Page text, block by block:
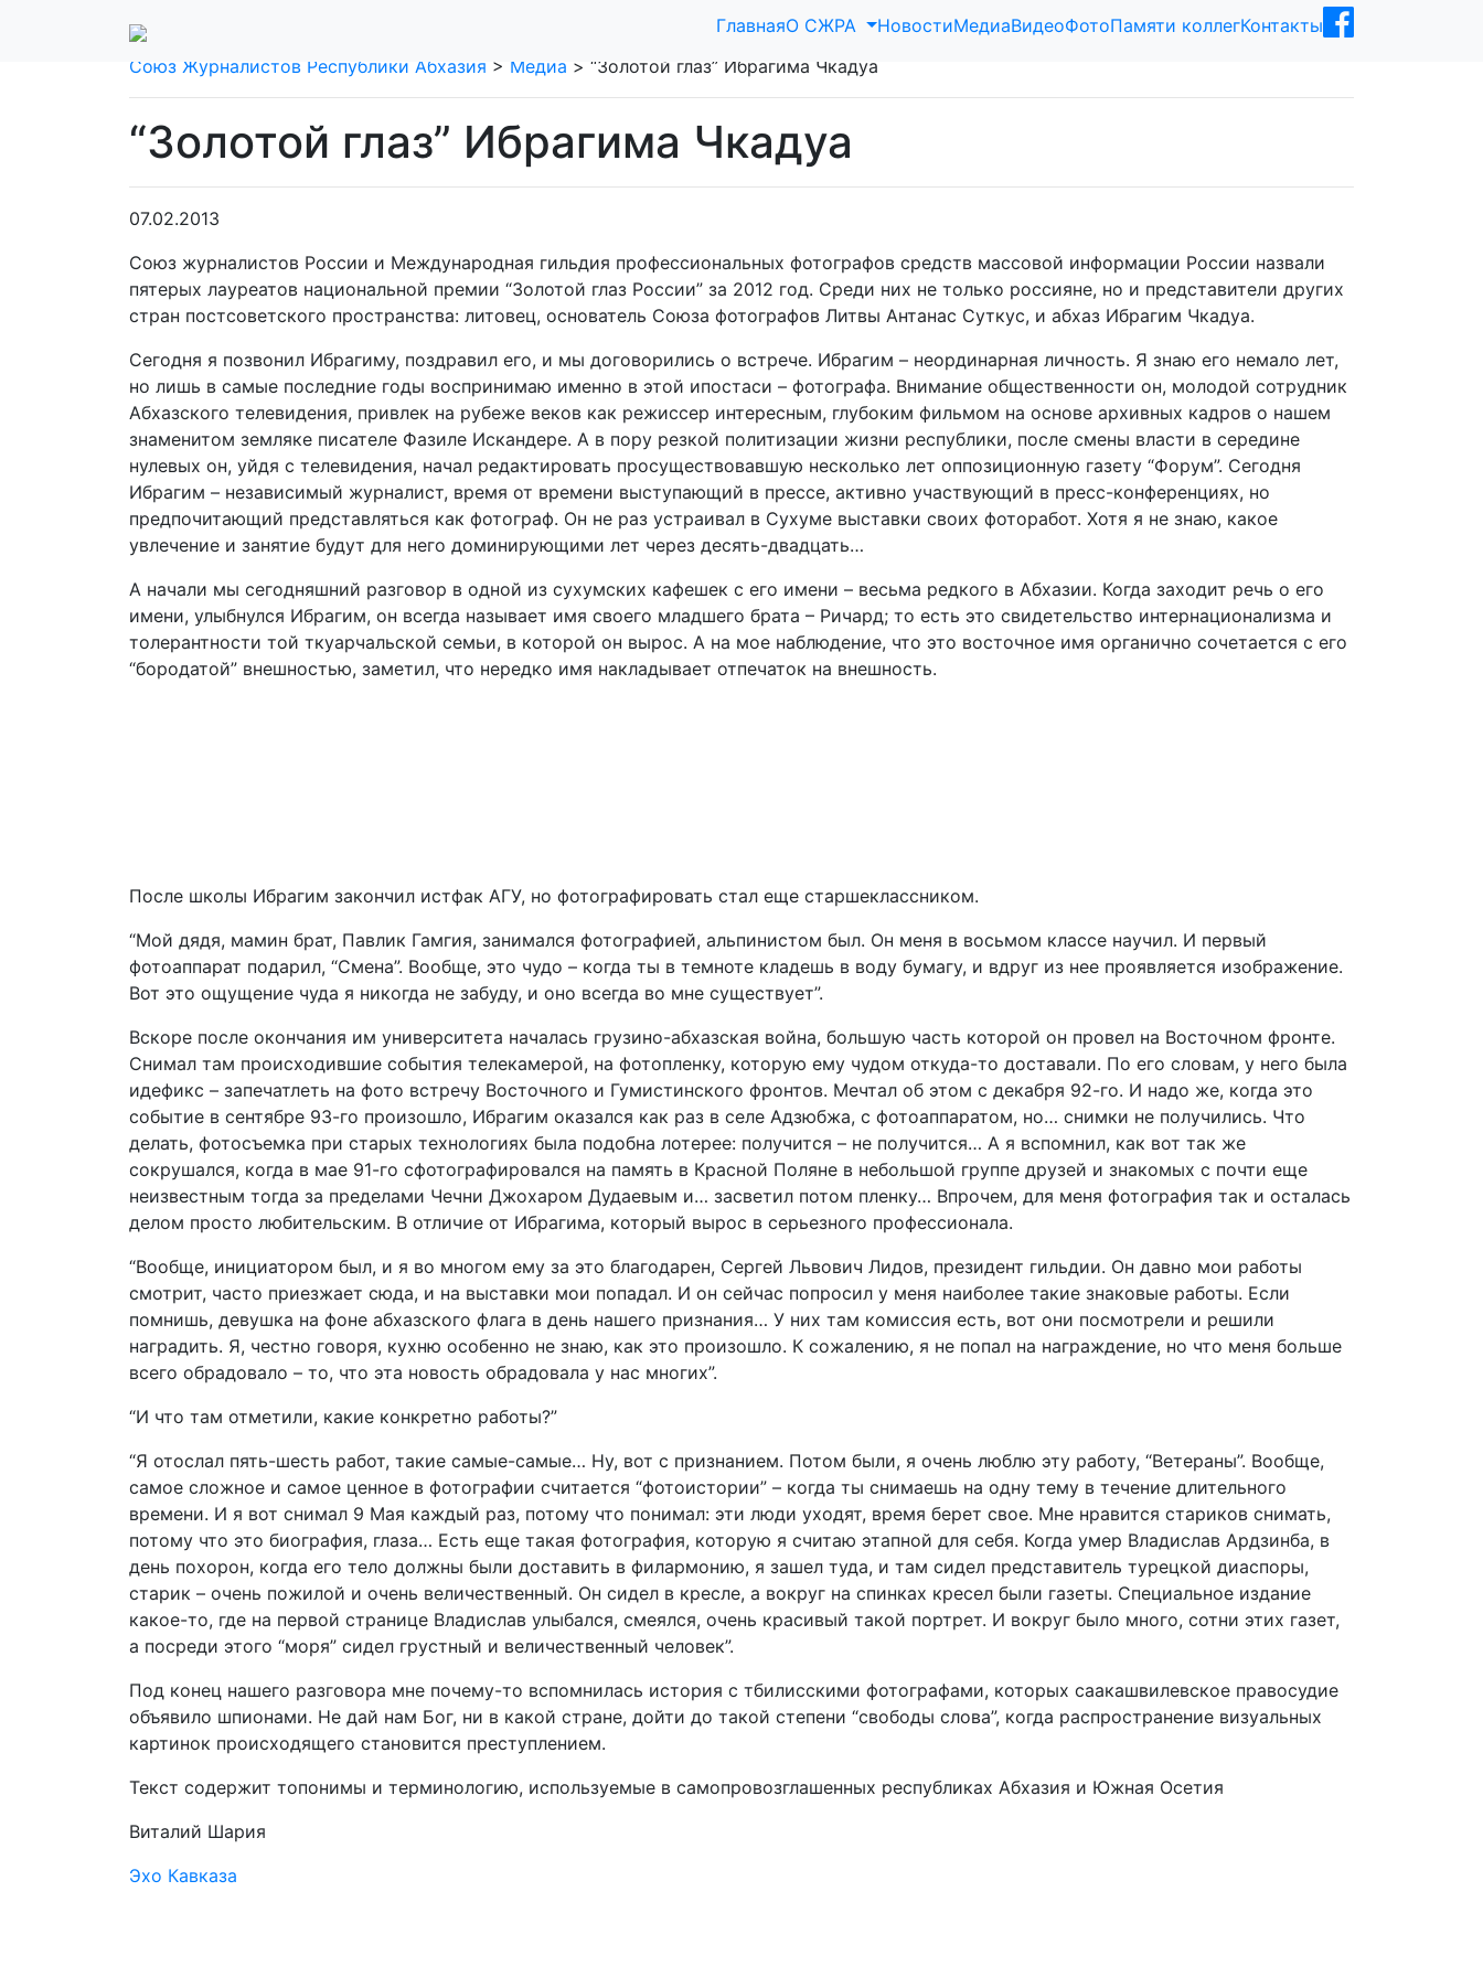
ГлавнаяО СЖРА НовостиМедиаВидеоФотоПамяти коллегКонтакты
Союз Журналистов Республики Абхазия > Медиа > “Золотой глаз” Ибрагима Чкадуа
“Золотой глаз” Ибрагима Чкадуа
07.02.2013
Союз журналистов России и Международная гильдия профессиональных фотографов средств массовой информации России назвали
пятерых лауреатов национальной премии “Золотой глаз России” за 2012 год. Среди них не только россияне, но и представители других
стран постсоветского пространства: литовец, основатель Союза фотографов Литвы Антанас Суткус, и абхаз Ибрагим Чкадуа.
Сегодня я позвонил Ибрагиму, поздравил его, и мы договорились о встрече. Ибрагим – неординарная личность. Я знаю его немало лет,
но лишь в самые последние годы воспринимаю именно в этой ипостаси – фотографа. Внимание общественности он, молодой сотрудник
Абхазского телевидения, привлек на рубеже веков как режиссер интересным, глубоким фильмом на основе архивных кадров о нашем
знаменитом земляке писателе Фазиле Искандере. А в пору резкой политизации жизни республики, после смены власти в середине
нулевых он, уйдя с телевидения, начал редактировать просуществовавшую несколько лет оппозиционную газету “Форум”. Сегодня
Ибрагим – независимый журналист, время от времени выступающий в прессе, активно участвующий в пресс-конференциях, но
предпочитающий представляться как фотограф. Он не раз устраивал в Сухуме выставки своих фоторабот. Хотя я не знаю, какое
увлечение и занятие будут для него доминирующими лет через десять-двадцать…
А начали мы сегодняшний разговор в одной из сухумских кафешек с его имени – весьма редкого в Абхазии. Когда заходит речь о его
имени, улыбнулся Ибрагим, он всегда называет имя своего младшего брата – Ричард; то есть это свидетельство интернационализма и
толерантности той ткуарчальской семьи, в которой он вырос. А на мое наблюдение, что это восточное имя органично сочетается с его
“бородатой” внешностью, заметил, что нередко имя накладывает отпечаток на внешность.
После школы Ибрагим закончил истфак АГУ, но фотографировать стал еще старшеклассником.
“Мой дядя, мамин брат, Павлик Гамгия, занимался фотографией, альпинистом был. Он меня в восьмом классе научил. И первый
фотоаппарат подарил, “Смена”. Вообще, это чудо – когда ты в темноте кладешь в воду бумагу, и вдруг из нее проявляется изображение.
Вот это ощущение чуда я никогда не забуду, и оно всегда во мне существует”.
Вскоре после окончания им университета началась грузино-абхазская война, большую часть которой он провел на Восточном фронте.
Снимал там происходившие события телекамерой, на фотопленку, которую ему чудом откуда-то доставали. По его словам, у него была
идефикс – запечатлеть на фото встречу Восточного и Гумистинского фронтов. Мечтал об этом с декабря 92-го. И надо же, когда это
событие в сентябре 93-го произошло, Ибрагим оказался как раз в селе Адзюбжа, с фотоаппаратом, но… снимки не получились. Что
делать, фотосъемка при старых технологиях была подобна лотерее: получится – не получится… А я вспомнил, как вот так же
сокрушался, когда в мае 91-го сфотографировался на память в Красной Поляне в небольшой группе друзей и знакомых с почти еще
неизвестным тогда за пределами Чечни Джохаром Дудаевым и… засветил потом пленку… Впрочем, для меня фотография так и осталась
делом просто любительским. В отличие от Ибрагима, который вырос в серьезного профессионала.
“Вообще, инициатором был, и я во многом ему за это благодарен, Сергей Львович Лидов, президент гильдии. Он давно мои работы
смотрит, часто приезжает сюда, и на выставки мои попадал. И он сейчас попросил у меня наиболее такие знаковые работы. Если
помнишь, девушка на фоне абхазского флага в день нашего признания… У них там комиссия есть, вот они посмотрели и решили
наградить. Я, честно говоря, кухню особенно не знаю, как это произошло. К сожалению, я не попал на награждение, но что меня больше
всего обрадовало – то, что эта новость обрадовала у нас многих”.
“И что там отметили, какие конкретно работы?”
“Я отослал пять-шесть работ, такие самые-самые… Ну, вот с признанием. Потом были, я очень люблю эту работу, “Ветераны”. Вообще,
самое сложное и самое ценное в фотографии считается “фотоистории” – когда ты снимаешь на одну тему в течение длительного
времени. И я вот снимал 9 Мая каждый раз, потому что понимал: эти люди уходят, время берет свое. Мне нравится стариков снимать,
потому что это биография, глаза… Есть еще такая фотография, которую я считаю этапной для себя. Когда умер Владислав Ардзинба, в
день похорон, когда его тело должны были доставить в филармонию, я зашел туда, и там сидел представитель турецкой диаспоры,
старик – очень пожилой и очень величественный. Он сидел в кресле, а вокруг на спинках кресел были газеты. Специальное издание
какое-то, где на первой странице Владислав улыбался, смеялся, очень красивый такой портрет. И вокруг было много, сотни этих газет,
а посреди этого “моря” сидел грустный и величественный человек”.
Под конец нашего разговора мне почему-то вспомнилась история с тбилисскими фотографами, которых саакашвилевское правосудие
объявило шпионами. Не дай нам Бог, ни в какой стране, дойти до такой степени “свободы слова”, когда распространение визуальных
картинок происходящего становится преступлением.
Текст содержит топонимы и терминологию, используемые в самопровозглашенных республиках Абхазия и Южная Осетия
Виталий Шария
Эхо Кавказа